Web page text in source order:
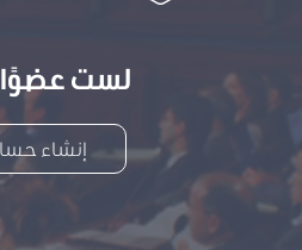
لست عضوًا
إنشاء